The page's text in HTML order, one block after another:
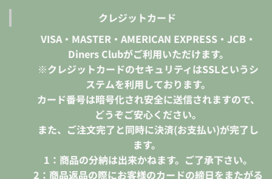
クレジットカード
VISA・MASTER・AMERICAN EXPRESS・JCB・
Diners Clubがご利用いただけます。
※クレジットカードのセキュリティはSSLというシ
ステムを利用しております。
カード番号は暗号化され安全に送信されますので、
どうぞご安心ください。
また、ご注文完了と同時に決済(お支払い)が完了し
ます。
1：商品の分納は出来かねます。ご了承下さい。
2：商品返品の際にお客様のカードの締日をまたがる